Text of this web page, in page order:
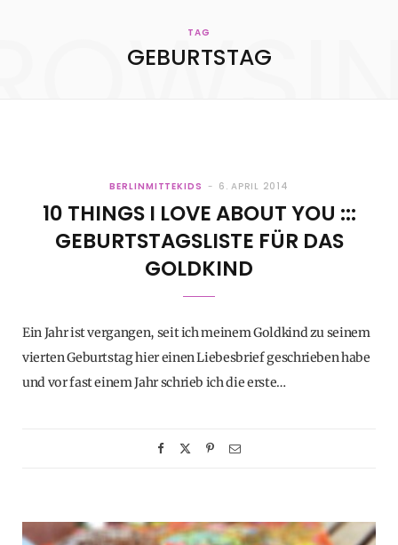
TAG
GEBURTSTAG
BERLINMITTEKIDS 6. APRIL 2014
10 THINGS I LOVE ABOUT YOU :::
GEBURTSTAGSLISTE FÜR DAS
GOLDKIND
Ein Jahr ist vergangen, seit ich meinem Goldkind zu seinem
vierten Geburtstag hier einen Liebesbrief geschrieben habe
und vor fast einem Jahr schrieb ich die erste…